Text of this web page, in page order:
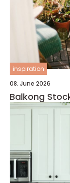
inspiration
08. June 2026
Balkong